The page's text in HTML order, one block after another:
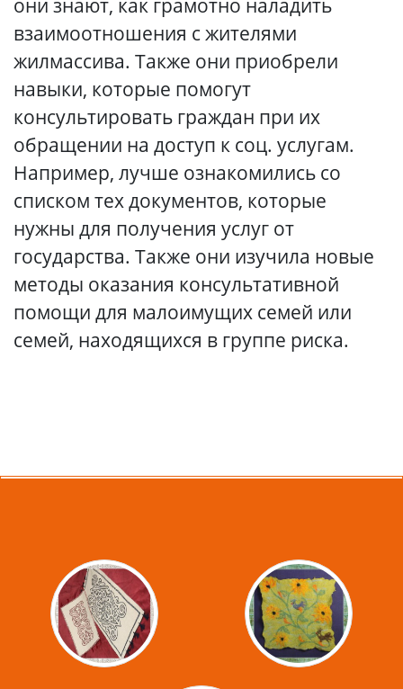
взаимоотношения с жителями
жилмассива. Также они приобрели
навыки, которые помогут
консультировать граждан при их
обращении на доступ к соц. услугам.
Например, лучше ознакомились со
списком тех документов, которые
нужны для получения услуг от
государства. Также они изучила новые
методы оказания консультативной
помощи для малоимущих семей или
семей, находящихся в группе риска.